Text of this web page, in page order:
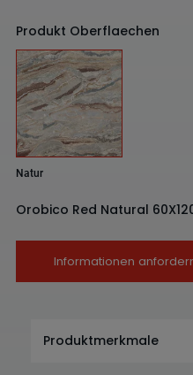
Produkt Oberflaechen
Natur
Orobico Red Natural
Informationen
Produktmerkmale